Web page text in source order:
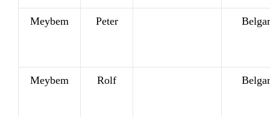
Meybem Peter
Meybem Rolf